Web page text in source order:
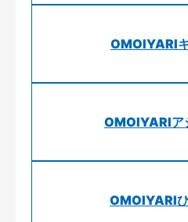
OMOIYARI
OMOIYARIア
OMOIYARI